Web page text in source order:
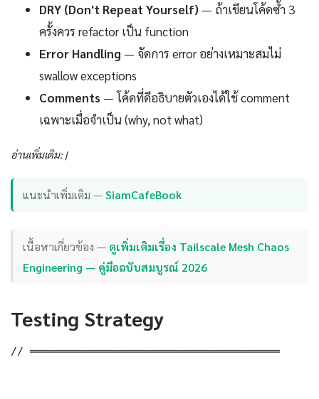
DRY (Don't Repeat Yourself) — ถ้าเขียนโค้ดซ้ำ 3
ครั้งควร refactor เป็น function
Error Handling — จัดการ error อย่างเหมาะสมไม่
swallow exceptions
Comments — โค้ดที่ดีอธิบายตัวเองได้ใช้ comment
เฉพาะเมื่อจำเป็น (why, not what)
อ่านเพิ่มเติม: |
แนะนำเพิ่มเติม —SiamCafeBook
เนื้อหาเกี่ยวข้อง — ดูเพิ่มเติมเรื่อง Tailscale Mesh Chaos
Engineering — คู่มือฉบับสมบูรณ์ 2026
Testing Strategy
// ═══════════════════════════════════════